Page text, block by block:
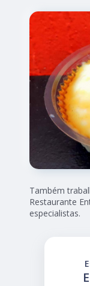
Também
Restaurante
especialistas.